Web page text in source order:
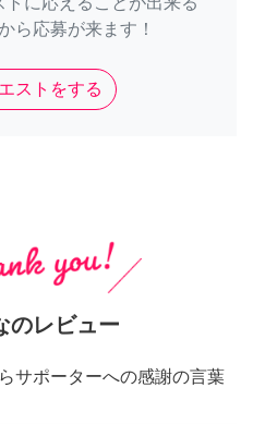
ら応募が来ます！
ストをする
のレビュー
サポーターへの感謝の言葉